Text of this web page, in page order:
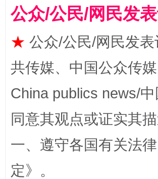
国家大学科技园优化重塑工作
公众/公民/网民发
★ 公众/公民/网民发
共传媒、中国公众传
China publics news/
同意其观点或证实其
一、遵守各国有关法
定》。